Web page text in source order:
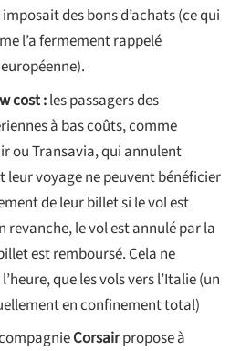
des bons d’achats (ce qui
l’a fermement rappelé
cost :les passagers des
à bas coûts, comme
ou Transavia, qui annulent
leur voyage ne peuvent bénéficier
de leur billet si le vol est
revanche, le vol est annulé par la
est remboursé. Cela ne
que les vols vers l’Italie (un
en confinement total)
Corsairpropose à